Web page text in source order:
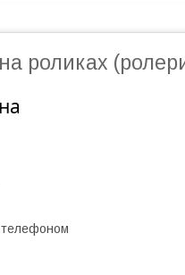
роликах
телефоном